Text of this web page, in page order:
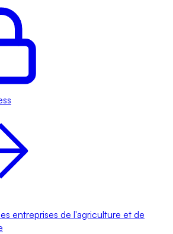
entreprises de l'agriculture et de